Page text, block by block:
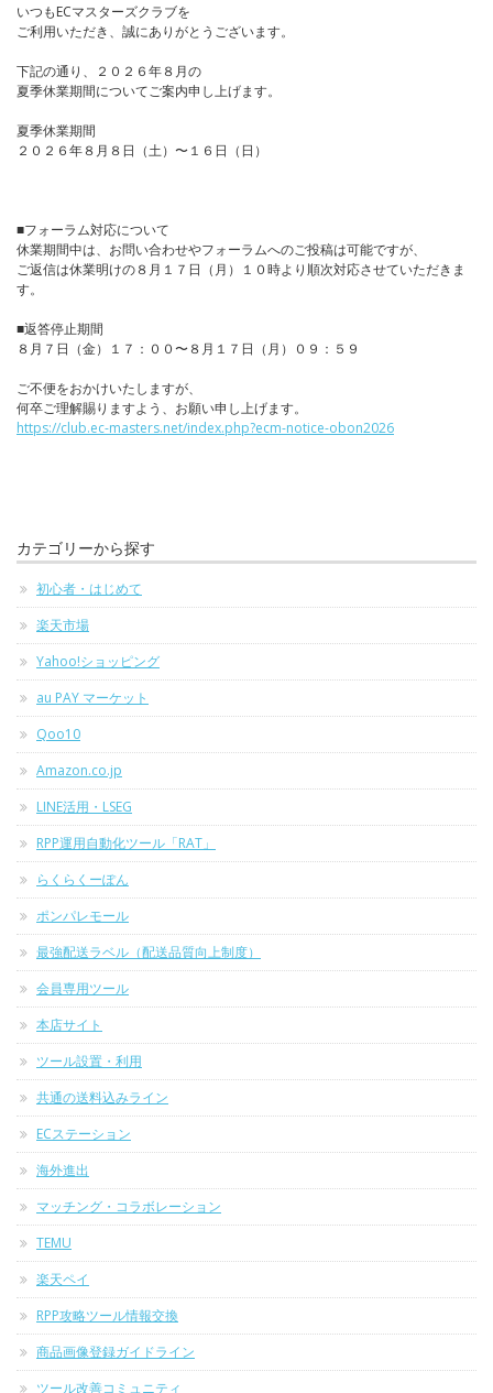
いつもECマスターズクラブを
ご利用いただき、誠にありがとうございます。
下記の通り、２０２６年８月の
夏季休業期間についてご案内申し上げます。
夏季休業期間
２０２６年８月８日（土）〜１６日（日）
■フォーラム対応について
休業期間中は、お問い合わせやフォーラムへのご投稿は可能ですが、
ご返信は休業明けの８月１７日（月）１０時より順次対応させていただきま
す。
■返答停止期間
８月７日（金）１７：００〜８月１７日（月）０９：５９
ご不便をおかけいたしますが、
何卒ご理解賜りますよう、お願い申し上げます。
https://club.ec-masters.net/index.php?ecm-notice-obon2026
カテゴリーから探す
初心者・はじめて
楽天市場
Yahoo!ショッピング
au PAY マーケット
Qoo10
Amazon.co.jp
LINE活用・LSEG
RPP運用自動化ツール「RAT」
らくらくーぽん
ポンパレモール
最強配送ラベル（配送品質向上制度）
会員専用ツール
本店サイト
ツール設置・利用
共通の送料込みライン
ECステーション
海外進出
マッチング・コラボレーション
TEMU
楽天ペイ
RPP攻略ツール情報交換
商品画像登録ガイドライン
ツール改善コミュニティ